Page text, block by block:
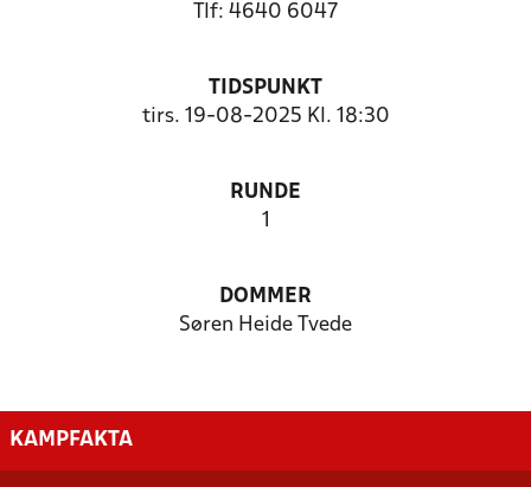
Tlf: 4640 6047
TIDSPUNKT
tirs. 19-08-2025 Kl. 18:30
RUNDE
1
DOMMER
Søren Heide Tvede
KAMPFAKTA